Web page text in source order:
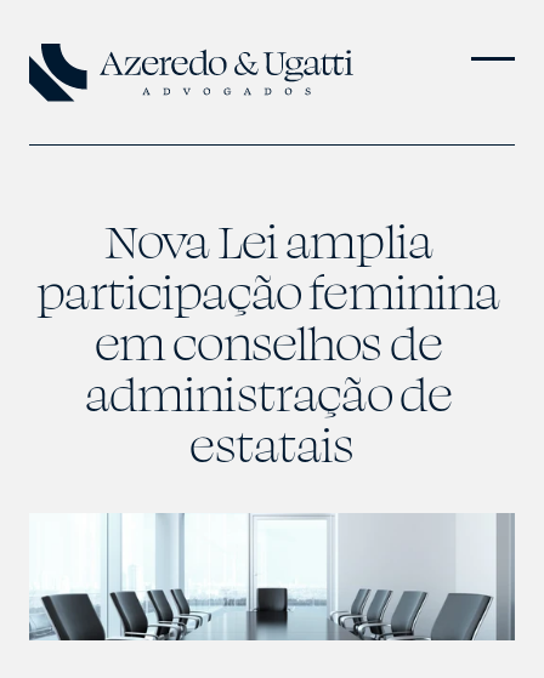
Nova Lei amplia
participação feminina
em conselhos de
administração de
estatais